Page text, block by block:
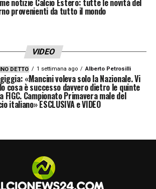
provenienti da tutto il mondo
VIDEO
DETTO 1 settimana ago Alberto Petrosilli
«Mancini voleva solo la Nazionale. Vi
cosa è successo davvero dietro le quinte
FIGC. Campionato Primavera male del
italiano» ESCLUSIVA e VIDEO